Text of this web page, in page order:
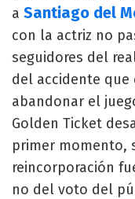
a Santiago del
con la actriz no
seguidores del
del accidente
abandonar el
Golden Ticket
primer momento,
reincorporación
no del voto del